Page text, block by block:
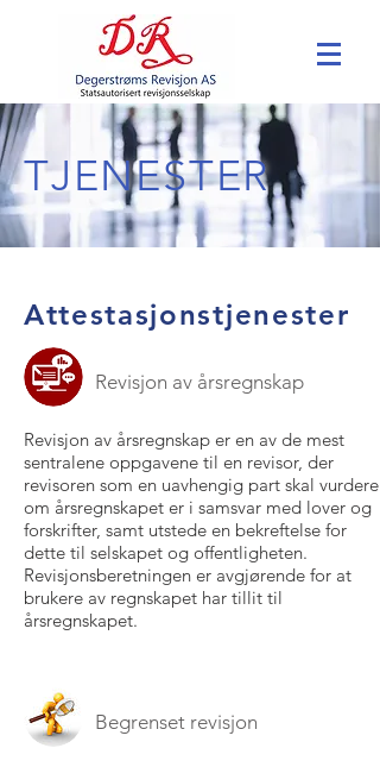
TJENESTER
Attestasjonstjenester
Revisjon av årsregnskap
Revisjon av årsregnskap er en av de mest
sentralene oppgavene til en revisor, der
revisoren som en uavhengig part skal vurdere
om årsregnskapet er i samsvar med lover og
forskrifter, samt utstede en bekreftelse for
dette til selskapet og offentligheten.
Revisjonsberetningen er avgjørende for at
brukere av regnskapet har tillit til
årsregnskapet.
Begrenset revisjon